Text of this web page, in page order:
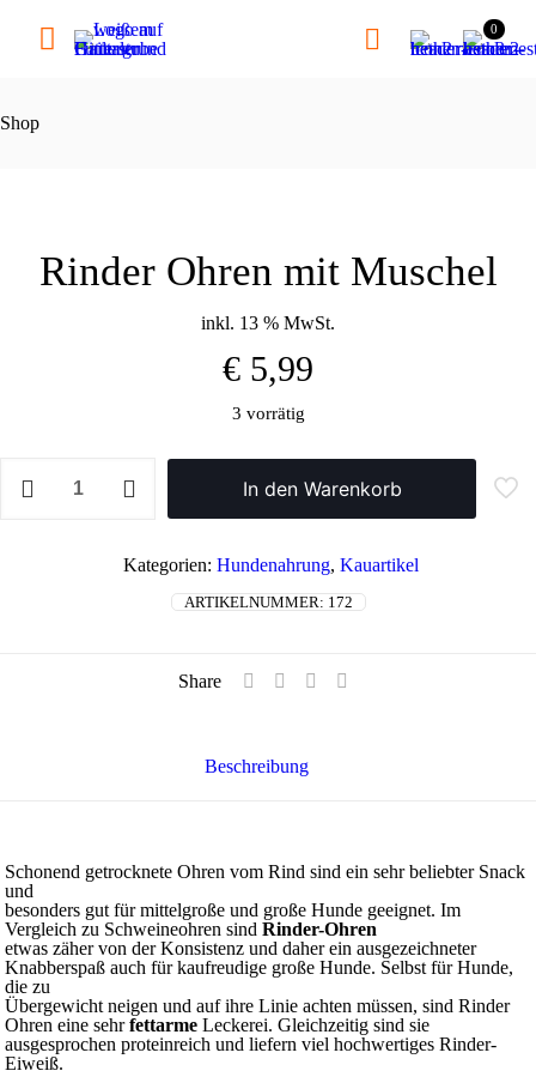
0
Shop
Rinder Ohren mit Muschel
inkl. 13 % MwSt.
€ 5,99
3 vorrätig
Ohren
mit
In den Warenkorb
ARTIKELNUMMER: 172
Kategorien: Hundenahrung, Kauartikel
Share
Beschreibung
Schonend getrocknete Ohren vom Rind sind ein sehr beliebter Snack
und
besonders gut für mittelgroße und große Hunde geeignet. Im
Vergleich zu Schweineohren sindRinder-Ohren
etwas zäher von der Konsistenz und daher ein ausgezeichneter
Knabberspaß auch für kaufreudige große Hunde. Selbst für Hunde,
die zu
Übergewicht neigen und auf ihre Linie achten müssen, sind Rinder
Ohren eine sehrfettarme Leckerei. Gleichzeitig sind sie
ausgesprochen proteinreich und liefern viel hochwertiges Rinder-
Eiweiß.